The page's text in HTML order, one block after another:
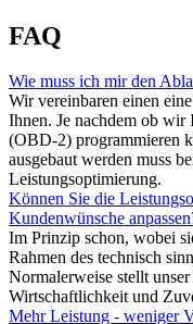
FAQ
Wie muss ich mir den
Wir vereinbaren einen
Ihnen. Je nachdem ob wir
(OBD-2) programmieren
ausgebaut werden muss
Leistungsoptimierung.
Können Sie die
Kundenwünsche
Im Prinzip schon, wobei
Rahmen des technisch
Normalerweise stellt
Wirtschaftlichkeit und
Mehr Leistung - weniger